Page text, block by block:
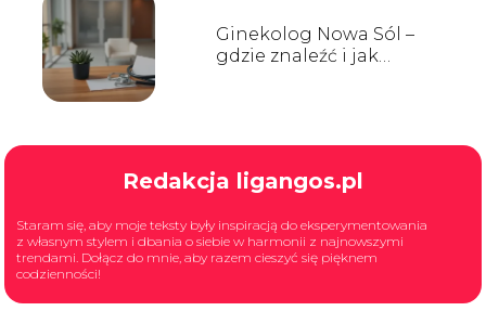
Ginekolog Nowa Sól –
gdzie znaleźć i jak
Redakcja ligangos.pl
Staram się, aby moje teksty były inspiracją do eksperymentowania
z własnym stylem i dbania o siebie w harmonii z najnowszymi
trendami. Dołącz do mnie, aby razem cieszyć się pięknem
codzienności!